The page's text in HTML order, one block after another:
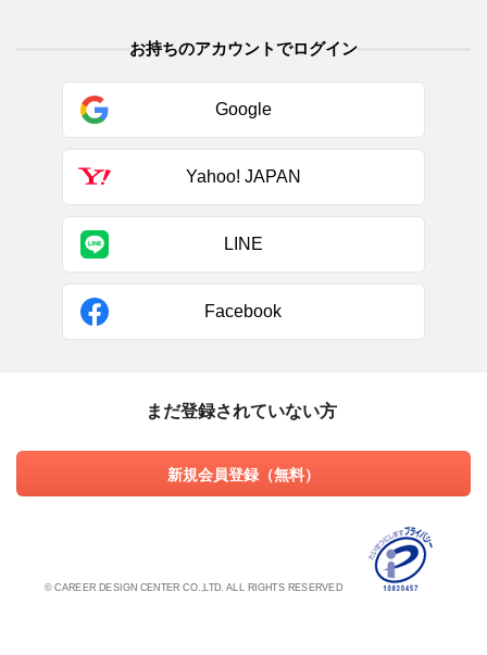
お持ちのアカウントでログイン
Google
Yahoo! JAPAN
LINE
Facebook
まだ登録されていない方
新規会員登録（無料）
© CAREER DESIGN CENTER CO.,LTD. ALL RIGHTS RESERVED